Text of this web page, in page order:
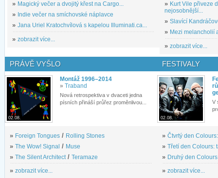
» Magický večer a dvojitý křest na Cargo...
» Indie večer na smíchovské náplavce
» Jana Uriel Kratochvílová s kapelou Illuminati.ca...
» zobrazit více...
» Kurt Vile přiveze
nejosobnější...
» Slavící
» Mezi melancholií
» zobrazit více...
PRÁVĚ VYŠLO
02.08.
Montáž 1996–2014
» Traband
Nová retrospektiva v dvaceti jedna
písních přináší průřez proměnlivou...
» Foreign Tongues / Rolling Stones
» The Wow! Signal / Muse
» The Silent Architect / Teramaze
» zobrazit více...
FESTIVALY
02.08.
V
» Čtvrtý den
» Třetí den Colours:
» Druhý den
» zobrazit více...